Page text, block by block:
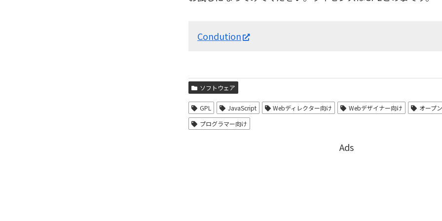
Condution
ソフトウェア
GPL JavaScript Webディレクター向け Webデザイナー向け
オープ
プログラマー向け
Ads